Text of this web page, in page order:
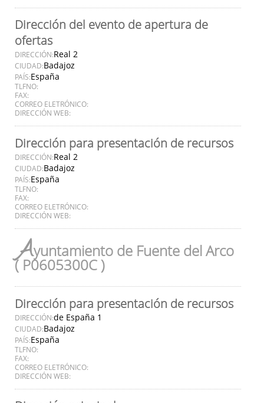
Dirección del evento de apertura de
ofertas
DIRECCIÓN:Real 2
CIUDAD:Badajoz
PAÍS:España
TLFNO:
FAX:
CORREO ELETRÓNICO:
DIRECCIÓN WEB:
Dirección para presentación de recursos
DIRECCIÓN:Real 2
CIUDAD:Badajoz
PAÍS:España
TLFNO:
FAX:
CORREO ELETRÓNICO:
DIRECCIÓN WEB:
Ayuntamiento de Fuente del Arco
( P0605300C )
Dirección para presentación de recursos
DIRECCIÓN:de España 1
CIUDAD:Badajoz
PAÍS:España
TLFNO:
FAX:
CORREO ELETRÓNICO:
DIRECCIÓN WEB: